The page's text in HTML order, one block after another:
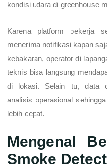
kondisi udara di greenhouse
Karena platform bekerja
menerima notifikasi kapan
kebakaran, operator di
teknis bisa langsung
di lokasi. Selain itu, data
analisis operasional
lebih cepat.
Mengenal
Smoke